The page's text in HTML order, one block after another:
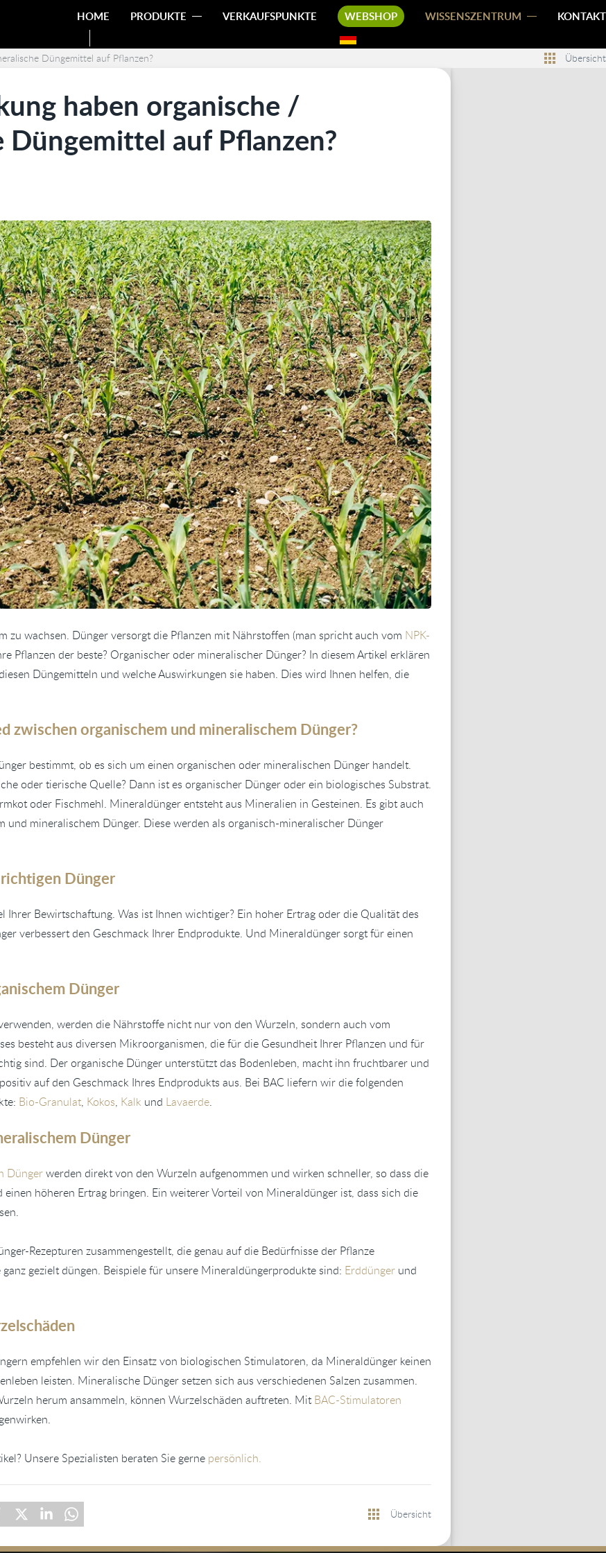
HOME PRODUKTE VERKAUFSPUNKTE WEBSHOP WISSENSZENTRUM KONTAKT
Düngemittel auf Pflanzen? Übersicht
haben organische /
Düngemittel auf Pflanzen?
zu wachsen. Dünger versorgt die Pflanzen mit Nährstoffen (man spricht auch vom NPK-
Pflanzen der beste? Organischer oder mineralischer Dünger? In diesem Artikel erklären
Düngemitteln und welche Auswirkungen sie haben. Dies wird Ihnen helfen, die
zwischen organischem und mineralischem Dünger?
bestimmt, ob es sich um einen organischen oder mineralischen Dünger handelt.
oder tierische Quelle? Dann ist es organischer Dünger oder ein biologisches Substrat.
oder Fischmehl. Mineraldünger entsteht aus Mineralien in Gesteinen. Es gibt auch
und mineralischem Dünger. Diese werden als organisch-mineralischer Dünger
Dünger
Ihrer Bewirtschaftung. Was ist Ihnen wichtiger? Ein hoher Ertrag oder die Qualität des
verbessert den Geschmack Ihrer Endprodukte. Und Mineraldünger sorgt für einen
Dünger
werden die Nährstoffe nicht nur von den Wurzeln, sondern auch vom
besteht aus diversen Mikroorganismen, die für die Gesundheit Ihrer Pflanzen und für
sind. Der organische Dünger unterstützt das Bodenleben, macht ihn fruchtbarer und
auf den Geschmack Ihres Endprodukts aus. Bei BAC liefern wir die folgenden
Bio-Granulat, Kokos, Kalk und Lavaerde.
Dünger
Düngerwerden direkt von den Wurzeln aufgenommen und wirken schneller, so dass die
einen höheren Ertrag bringen. Ein weiterer Vorteil von Mineraldünger ist, dass sich die
Rezepturen zusammengestellt, die genau auf die Bedürfnisse der Pflanze
gezielt düngen. Beispiele für unsere Mineraldüngerprodukte sind: Erddünger und
empfehlen wir den Einsatz von biologischen Stimulatoren, da Mineraldünger keinen
leisten. Mineralische Dünger setzen sich aus verschiedenen Salzen zusammen.
herum ansammeln, können Wurzelschäden auftreten. MitBAC-Stimulatoren
Unsere Spezialisten beraten Sie gerne persönlich.
Übersicht